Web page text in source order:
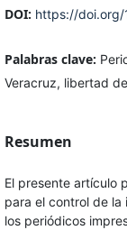
DOI: https://
Palabras clave:
Veracruz, libertad
Resumen
El presente artículo
para el control de la
los periódicos